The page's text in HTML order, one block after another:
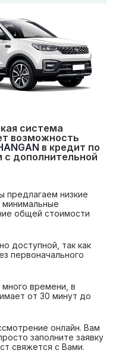
система
возможность
в кредит по
дополнительной
предлагаем низкие
минимальные
общей стоимости
доступной, так как
первоначального
много времени, в
от 30 минут до
онлайн. Вам
заполните заявку
свяжется с Вами.